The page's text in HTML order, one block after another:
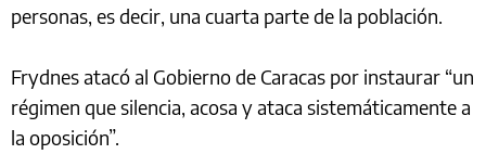
personas, es decir, una cuarta parte de la población.
Frydnes atacó al Gobierno de Caracas por instaurar “un
régimen que silencia, acosa y ataca sistemáticamente a
la oposición”.